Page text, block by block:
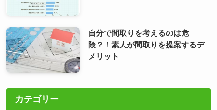
自分で間取りを考えるのは危
険？！素人が間取りを提案するデ
メリット
カテゴリー